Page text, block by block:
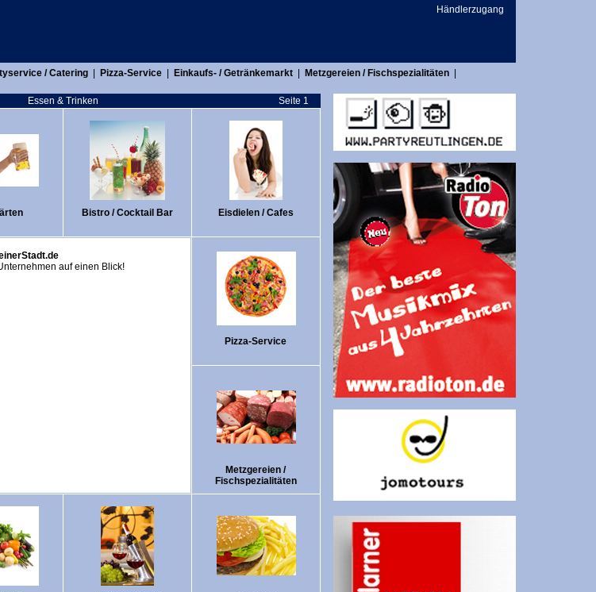
Händlerzugang
/ Catering Pizza-Service Einkaufs- / Getränkemarkt Metzgereien / Fischspezialitäten
Essen & Trinken Seite 1
Bistro / Cocktail Bar Eisdielen / Cafes
auf einen Blick!
Pizza-Service
Metzgereien /
Fischspezialitäten